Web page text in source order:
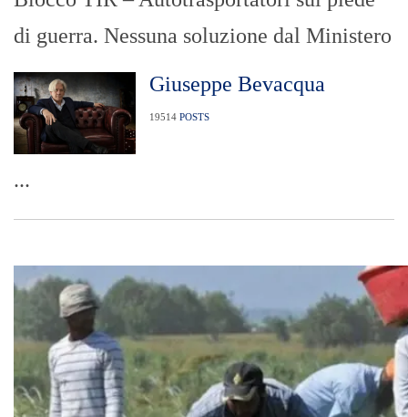
di guerra. Nessuna soluzione dal Ministero
Giuseppe Bevacqua
19514 POSTS
...